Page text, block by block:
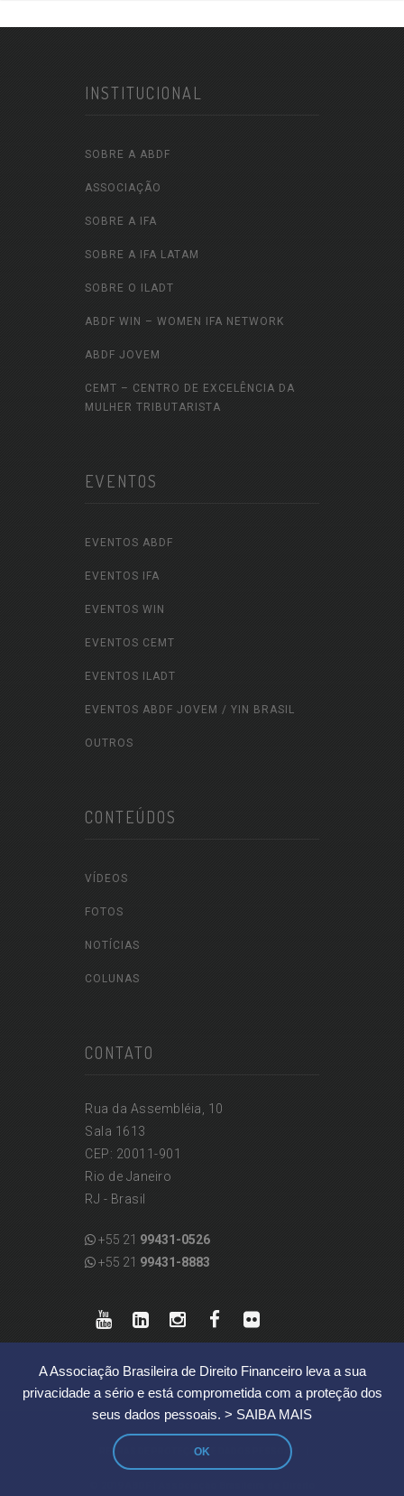
A Associação Brasileira de Direito Financeiro leva a sua
privacidade a sério e está comprometida com a proteção dos
seus dados pessoais. > SAIBA MAIS
OK
INSTITUCIONAL
SOBRE A ABDF
ASSOCIAÇÃO
SOBRE A IFA
SOBRE A IFA LATAM
SOBRE O ILADT
ABDF WIN – WOMEN IFA NETWORK
ABDF JOVEM
CEMT – CENTRO DE EXCELÊNCIA DA
MULHER TRIBUTARISTA
EVENTOS
EVENTOS ABDF
EVENTOS IFA
EVENTOS WIN
EVENTOS CEMT
EVENTOS ILADT
EVENTOS ABDF JOVEM / YIN BRASIL
OUTROS
CONTEÚDOS
VÍDEOS
FOTOS
NOTÍCIAS
COLUNAS
CONTATO
Rua da Assembléia, 10
Sala 1613
CEP: 20011-901
Rio de Janeiro
RJ - Brasil
+55 21 99431-0526
+55 21 99431-8883
REGRAS DE PROTEÇÃO DE DADOS PESSOAIS